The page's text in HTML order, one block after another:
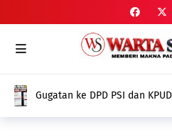
Gugatan ke DPD PSI dan